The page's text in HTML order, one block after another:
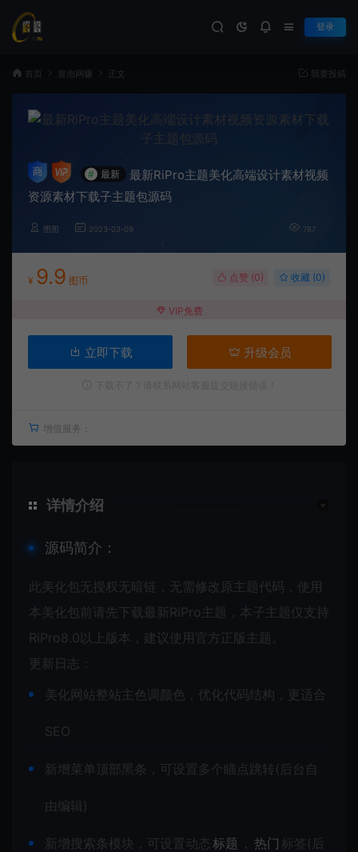
登录
首页 冒泡网赚 正文 我要投稿
# 最新
最新RiPro主题美化高端设计素材视频
资源素材下载子主题包源码
图图 2023-03-09 787
¥ 9.9 图币 点赞 (0) 收藏 (0)
VIP免费
立即下载 升级会员
增值服务：
详情介绍
源码简介：
此美化包无授权无暗链，无需修改原主题代码，使用
本美化包前请先下载最新RiPro主题，本子主题仅支持
RiPro8.0以上版本，建议使用官方正版主题。
更新日志：
美化网站整站主色调颜色，优化代码结构，更适合
SEO
新增菜单顶部黑条，可设置多个瞄点跳转(后台自
由编辑)
新增搜索条模块，可设置动态 标题 ， 热门 标签(后